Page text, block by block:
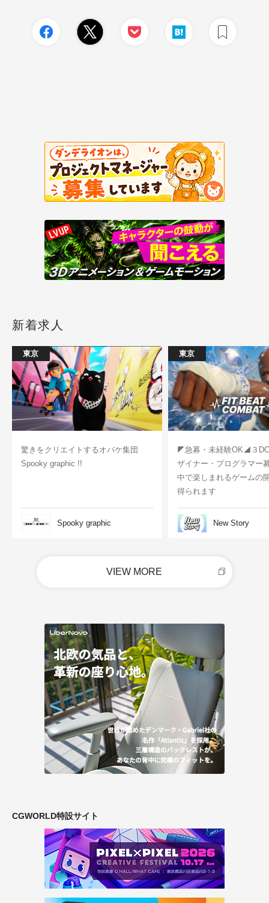
新着求人
東京
驚きをクリエイトするオバケ集団
Spooky graphic !!
Spooky graphic
東京
◤急募・未経験OK◢３
ザイナー・プログラマー
中で楽しまれるゲームの
得られます
New Story
VIEW MORE
CGWORLD特設サイト